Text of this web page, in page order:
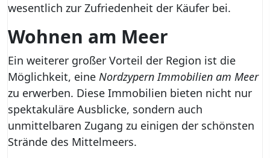
wesentlich zur Zufriedenheit der Käufer bei.
Wohnen am Meer
Ein weiterer großer Vorteil der Region ist die
Möglichkeit, eine Nordzypern Immobilien am Meer
zu erwerben. Diese Immobilien bieten nicht nur
spektakuläre Ausblicke, sondern auch
unmittelbaren Zugang zu einigen der schönsten
Strände des Mittelmeers.